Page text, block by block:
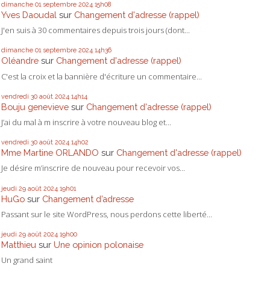
dimanche 01 septembre 2024 15h08
Yves Daoudal sur Changement d'adresse (rappel)
J'en suis à 30 commentaires depuis trois jours (dont...
dimanche 01 septembre 2024 14h36
Oléandre sur Changement d'adresse (rappel)
C'est la croix et la bannière d'écriture un commentaire...
vendredi 30 août 2024 14h14
Bouju genevieve sur Changement d'adresse (rappel)
J’ai du mal à m inscrire à votre nouveau blog et...
vendredi 30 août 2024 14h02
Mme Martine ORLANDO sur Changement d'adresse (rappel)
Je désire m’inscrire de nouveau pour recevoir vos...
jeudi 29 août 2024 19h01
HuGo sur Changement d’adresse
Passant sur le site WordPress, nous perdons cette liberté...
jeudi 29 août 2024 19h00
Matthieu sur Une opinion polonaise
Un grand saint